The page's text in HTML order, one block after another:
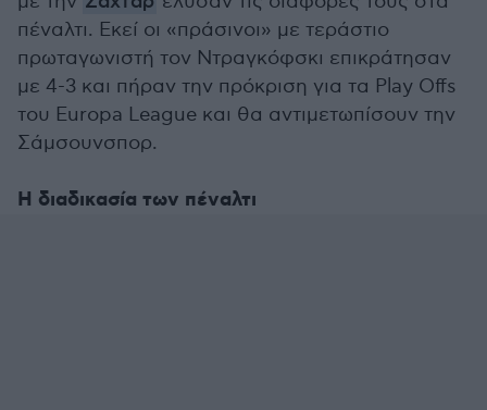
πέναλτι. Εκεί οι «πράσινοι» με τεράστιο
πρωταγωνιστή τον Ντραγκόφσκι επικράτησαν
με 4-3 και πήραν την πρόκριση για τα Play Offs
του Europa League και θα αντιμετωπίσουν την
Σάμσουνσπορ.
Η διαδικασία των πέναλτι